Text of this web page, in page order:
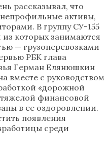
рассказывал, что
активы,
В группу СУ-155
из которых занимаются
— грузоперевозками
РБК глава
Герман Елянюшкин
вместе с руководством
«дорожной
финансовой
в ее оздоровлении.
появления
среди